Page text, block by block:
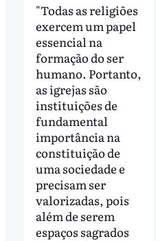
"Todas as religiões
exercem um papel
essencial na
formação do ser
humano. Portanto,
as igrejas são
instituições de
fundamental
importância na
constituição de
uma sociedade e
precisam ser
valorizadas, pois
além de serem
espaços sagrados